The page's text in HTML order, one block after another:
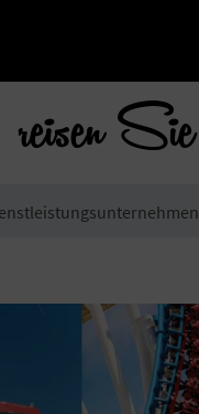
reisen Sie